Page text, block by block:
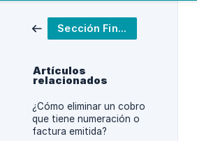
Sección Finanzas
Artículos
relacionados
¿Cómo eliminar un cobro
que tiene numeración o
factura emitida?